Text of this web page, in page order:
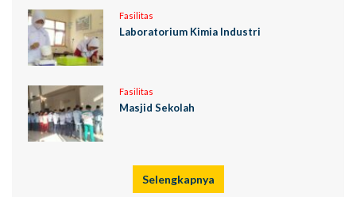
Fasilitas
Laboratorium Kimia Industri
Fasilitas
Masjid Sekolah
Selengkapnya